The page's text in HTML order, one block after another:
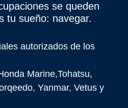
se queden
tu sueño: navegar.
autorizados de los
Marine,Tohatsu,
Yanmar, Vetus y